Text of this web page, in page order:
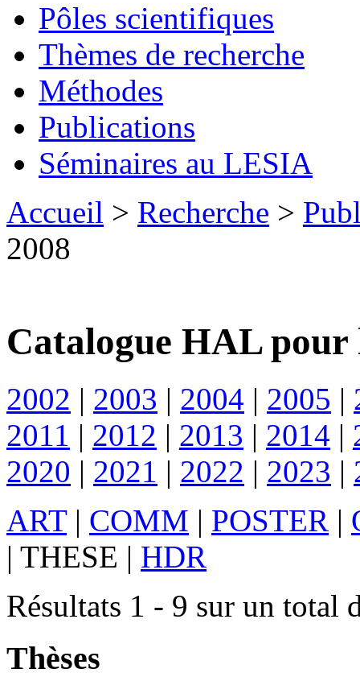
Pôles scientifiques
Thèmes de recherche
Méthodes
Publications
Séminaires au LESIA
Accueil > Recherche >
2008
Catalogue HAL pour
2002 | 2003 | 2004 | 2005 |
2011 | 2012 | 2013 | 2014 |
2020 | 2021 | 2022 | 2023 |
ART| COMM | POSTER |
| THESE | HDR
Résultats 1 - 9 sur un total
Thèses